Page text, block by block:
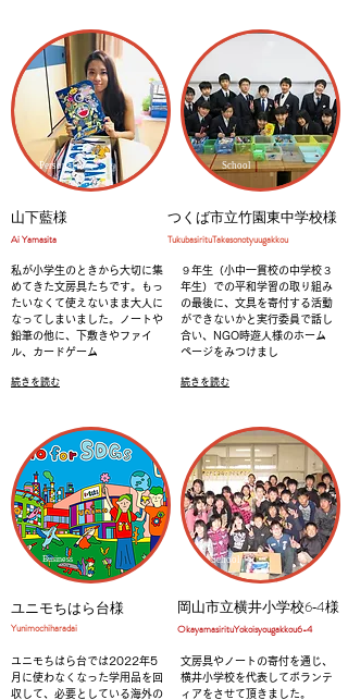
Personal School
つくば市立竹園東中学校様
​TukubasirituTakesonotyuugakkou
山下藍様
​Ai Yamasita
私が小学生のときから大切に集
めてきた文房具たちです。もっ
たいなくて使えないまま大人に
なってしまいました。
ノートや
鉛筆の他に、下敷きやファイ
ル、カードゲーム
９年生（小中一貫校の中学校３
年生）での平和学習の取り組み
の最後に、文具を寄付する活動
ができないかと実行委員で話し
合い、NGO時遊人様のホーム
ページをみつけまし
続きを読む 続きを読む
Business School
ユニモちはら台様
​Yunimochiharadai
岡山市立横井小学校6‐4様
​OkayamasirituYokoisyougakkou6-4
ユニモちはら台では2022年5
月に使わなくなった学用品を回
収して、必要としている海外の
文房具やノートの寄付を通じ、
横井小学校を代表してボランテ
ィアをさせて頂きました。